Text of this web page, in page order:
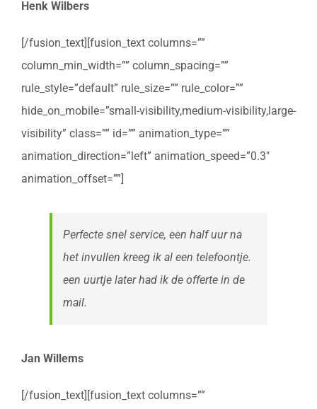
Henk Wilbers
[/fusion_text][fusion_text columns=””
column_min_width=”” column_spacing=””
rule_style=”default” rule_size=”” rule_color=””
hide_on_mobile=”small-visibility,medium-visibility,large-
visibility” class=”” id=”” animation_type=””
animation_direction=”left” animation_speed=”0.3″
animation_offset=””]
Perfecte snel service, een half uur na
het invullen kreeg ik al een telefoontje.
een uurtje later had ik de offerte in de
mail.
Jan Willems
[/fusion_text][fusion_text columns=””